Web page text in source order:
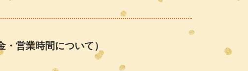
営業時間について）